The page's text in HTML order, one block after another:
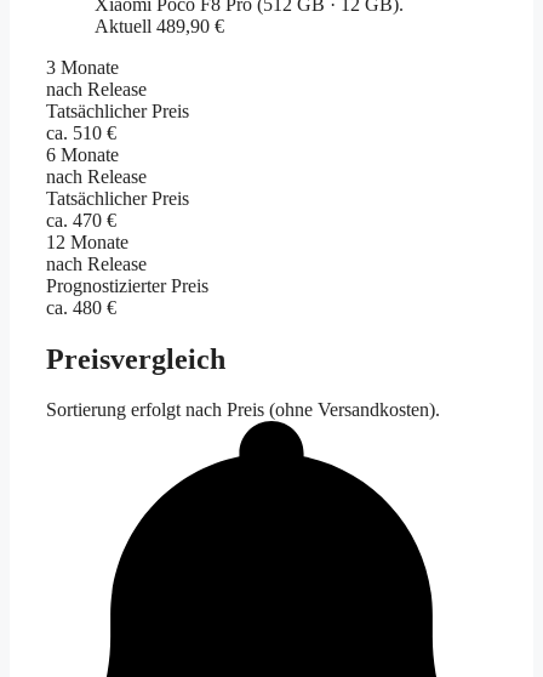
Aktuell 489,90 €
3 Monate
nach Release
Tatsächlicher Preis
ca. 510 €
6 Monate
nach Release
Tatsächlicher Preis
ca. 470 €
12 Monate
nach Release
Prognostizierter Preis
ca. 480 €
Preisvergleich
Sortierung erfolgt nach Preis (ohne Versandkosten).